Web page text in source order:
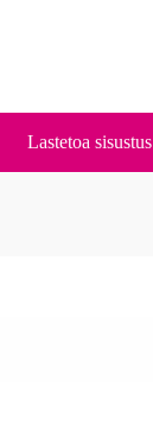
Lastetoa sisustus